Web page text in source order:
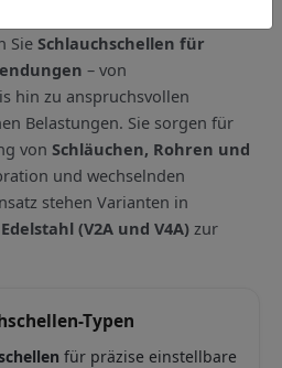
Sie Schlauchschellen für
– von
hin zu anspruchsvollen
Belastungen. Sie sorgen für
von Schläuchen, Rohren und
und wechselnden
stehen Varianten in
(V2A und V4A) zur
Typen
für präzise einstellbare